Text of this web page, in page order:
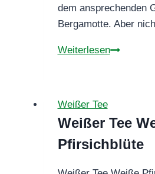
dem ansprechenden
Bergamotte. Aber
WeiterlesenGrün-
Weißer Tee
Weißer Tee
Pfirsichblüte